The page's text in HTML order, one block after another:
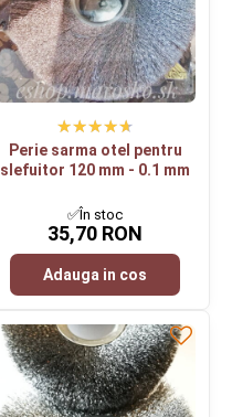
Perie sarma otel pentru
slefuitor 120 mm - 0.1 mm
✅În stoc
35,70 RON
Adauga in cos